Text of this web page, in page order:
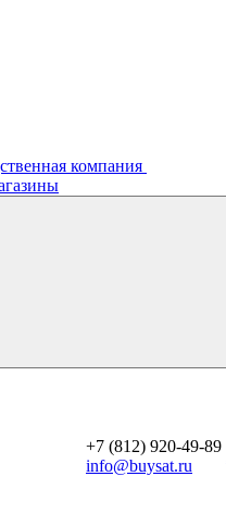
компания
+7 (812) 920-49-89
info@buysat.ru